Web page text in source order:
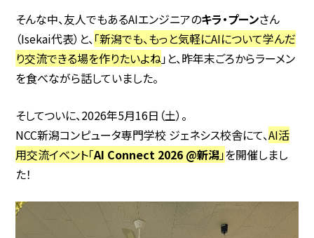
そんな中、友人でもあるAIエンジニアのキラ・プーンさん
（Isekai代表）と、「新潟でも、もっと気軽にAIについて学んだ
り交流できる場を作りたいよね」と、昨年末ごろからラーメン
を食べながら話していました。
そしてついに、2026年5月16日（土）。
NCC新潟コンピュータ専門学校 ジェネシス校舎にて、AI活
用交流イベント「AI Connect 2026 @新潟」を開催しまし
た！